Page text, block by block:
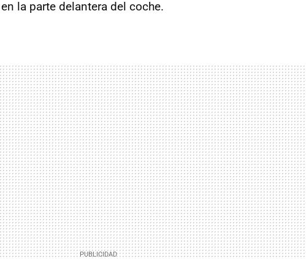
la parte delantera del coche.